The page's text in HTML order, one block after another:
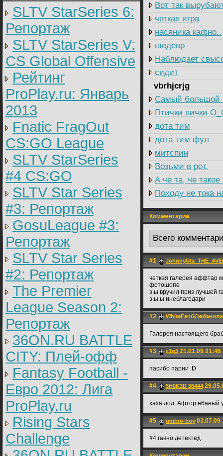
SLTV StarSeries 6:
Репортаж
SLTV StarSeries V:
CS Global Offensive
Рейтинг
ProPlay.ru: Январь
2013
Fnatic FragOut
CS:GO League
SLTV StarSeries
#4 CS:GO
SLTV Star Series
#3: Репортаж
GosuLeague #3:
Репортаж
SLTV Star Series
#2: Репортаж
The Premier
League Season 2:
Репортаж
36ON.RU BATTLE
CITY: Плей-офф
Fantasy Football -
Евро 2012: Лига
ProPlay.ru
Rising Stars
Challenge
Вот так
четкая игра
насяника кафно..
шедевр
Наблюдает
сидит
vbrhjcrjg
Самый большой
Птички яички
дота тим
дота тим фул
митспин
Возьми в рот.
А че та, че
Походу не тока
Комментарии
Всего
#1
четкая галерея аффтар
фотошопе
з.ы вручил приз лучшей
з.ы.ы инеблагодари
#2
Галерея настоящего
#3 c1q3 21.01.09 21:46
пасибо парни :D
#4 5H0K3D 36444
хаха лол. Афтор ё6аный
#5 umbro-boy 03.07.09
#4 гавно детектед.